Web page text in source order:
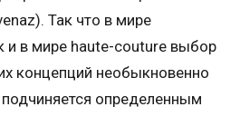
Так что в мире
и в мире haute-couture выбор
концепций необыкновенно
определенным